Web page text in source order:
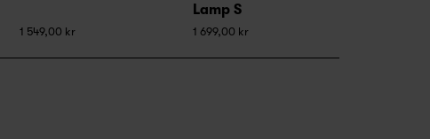
1 549,00 kr
Lamp S
1 699,00 kr